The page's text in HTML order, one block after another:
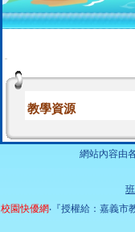
:::
教學資源
網站內容由
校園快優網‧『授權給：嘉義市